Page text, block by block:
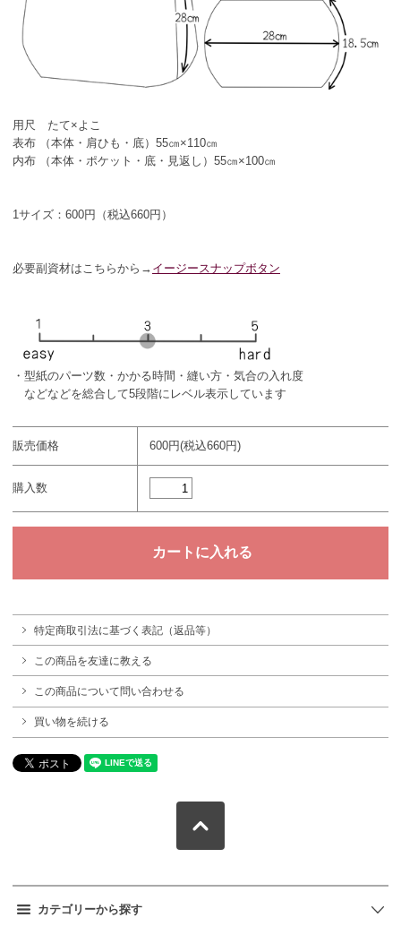
用尺 たて×よこ
表布 （本体・肩ひも・底）55㎝×110㎝
内布 （本体・ポケット・底・見返し）55㎝×100㎝
1サイズ：600円（税込660円）
必要副資材はこちらから→ イージースナップボタン
・型紙のパーツ数・かかる時間・縫い方・気合の入れ度
などなどを総合して5段階にレベル表示しています
販売価格 600円(税込660円)
購入数
特定商取引法に基づく表記（返品等）
この商品を友達に教える
この商品について問い合わせる
買い物を続ける
カテゴリーから探す